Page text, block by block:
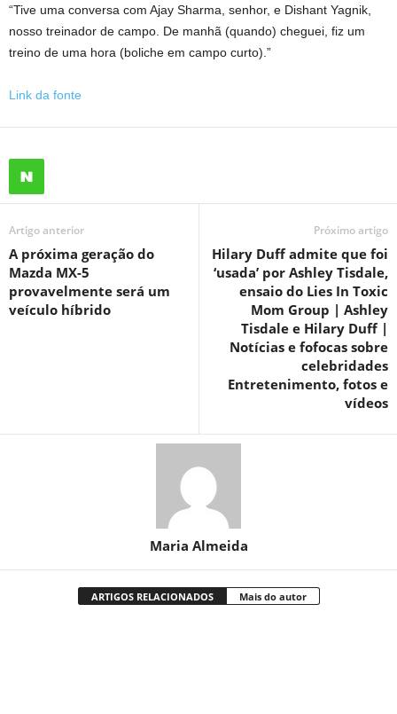
“Tive uma conversa com Ajay Sharma, senhor, e Dishant Yagnik,
nosso treinador de campo. De manhã (quando) cheguei, fiz um
treino de uma hora (boliche em campo curto).”
Link da fonte
Artigo anterior
A próxima geração do
Mazda MX-5
provavelmente será um
veículo híbrido
Próximo artigo
Hilary Duff admite que foi
‘usada’ por Ashley Tisdale,
ensaio do Lies In Toxic
Mom Group | Ashley
Tisdale e Hilary Duff |
Notícias e fofocas sobre
celebridades
Entretenimento, fotos e
vídeos
Maria Almeida
ARTIGOS RELACIONADOS Mais do autor